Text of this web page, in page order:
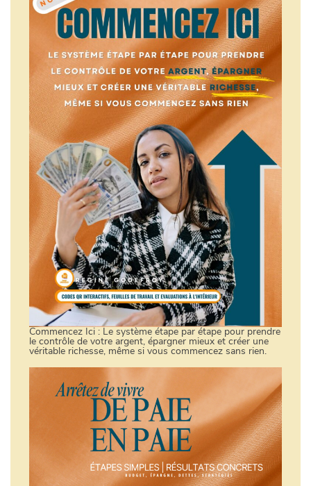
Commencez Ici : Le système étape par étape pour prendre
le contrôle de votre argent, épargner mieux et créer une
véritable richesse, même si vous commencez sans rien.